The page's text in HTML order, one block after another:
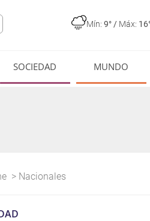
Mín: 9° / Máx:
SOCIEDAD MUNDO
> Nacionales